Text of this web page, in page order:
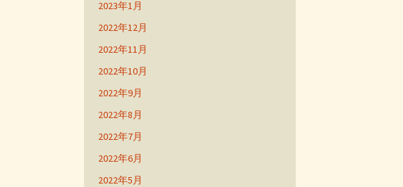
2023年1月
2022年12月
2022年11月
2022年10月
2022年9月
2022年8月
2022年7月
2022年6月
2022年5月